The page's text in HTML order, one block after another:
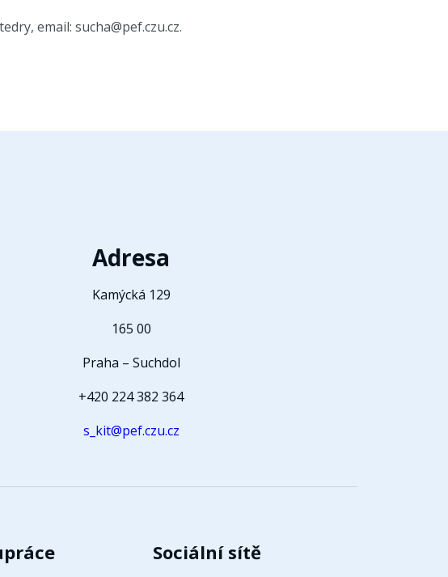
email: sucha@pef.czu.cz.
Adresa
Kamýcká 129
165 00
Praha – Suchdol
+420 224 382 364
s_kit@pef.czu.cz
Sociální sítě